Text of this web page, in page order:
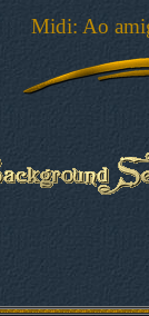
Midi: Ao